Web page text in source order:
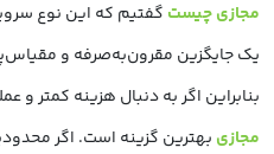
مجازی چیست گفتیم که این نوع
یک جایگزین مقرون‌به‌صرفه و
بنابراین اگر به دنبال هزینه کمتر و
مجازی بهترین گزینه است. اگر